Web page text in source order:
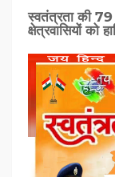
स्वतंत्रता की 79
क्षेत्रवासियों को